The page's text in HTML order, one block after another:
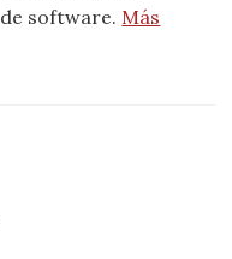
de software. Más